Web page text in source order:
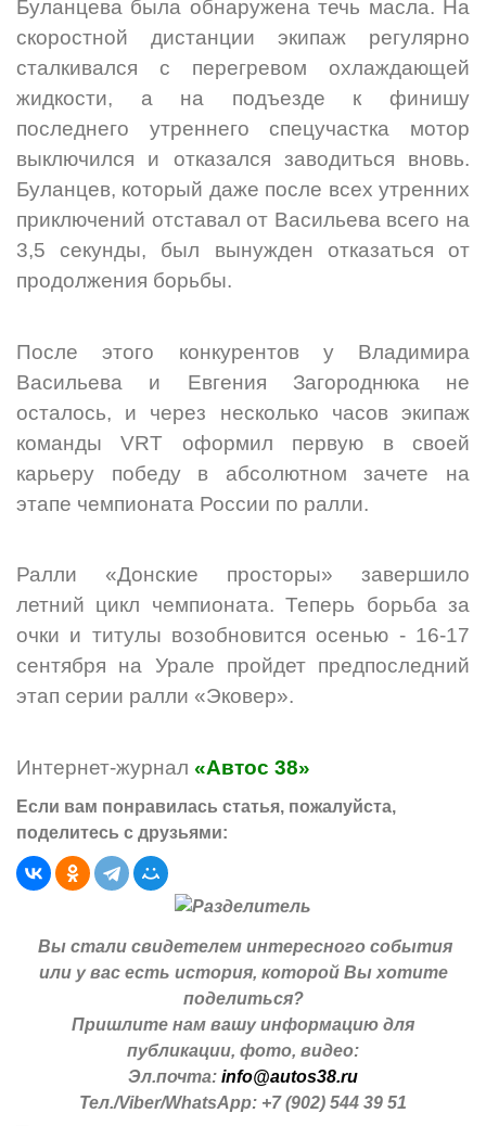
Буланцева была обнаружена течь масла. На
скоростной дистанции экипаж регулярно
сталкивался с перегревом охлаждающей
жидкости, а на подъезде к финишу
последнего утреннего спецучастка мотор
выключился и отказался заводиться вновь.
Буланцев, который даже после всех утренних
приключений отставал от Васильева всего на
3,5 секунды, был вынужден отказаться от
продолжения борьбы.
После этого конкурентов у Владимира
Васильева и Евгения Загороднюка не
осталось, и через несколько часов экипаж
команды VRT оформил первую в своей
карьеру победу в абсолютном зачете на
этапе чемпионата России по ралли.
Ралли «Донские просторы» завершило
летний цикл чемпионата. Теперь борьба за
очки и титулы возобновится осенью - 16-17
сентября на Урале пройдет предпоследний
этап серии ралли «Эковер».
Интернет-журнал «Автос 38»
Если вам понравилась статья, пожалуйста,
поделитесь с друзьями:
Вы стали свидетелем интересного события
или у вас есть история, которой Вы хотите
поделиться?
Пришлите нам вашу информацию для
публикации, фото, видео:
Эл.почта: info@autos38.ru
Тел./Viber/WhatsApp: +7 (902) 544 39 51